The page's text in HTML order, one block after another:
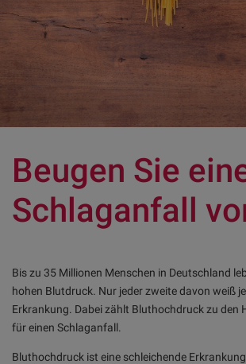
Beugen Sie
Schlaganfall
Bis zu 35 Millionen Menschen in Deutschland
hohen Blutdruck. Nur jeder zweite davon weiß
Erkrankung. Dabei zählt Bluthochdruck zu den
für einen Schlaganfall.
Bluthochdruck ist eine schleichende